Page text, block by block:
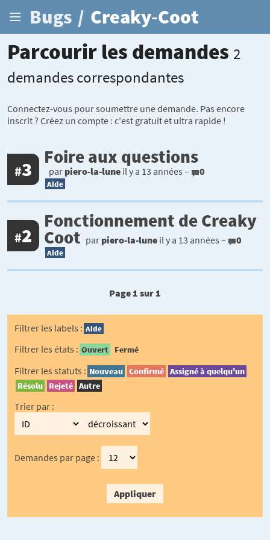
Bugs / Creaky-Coot
Parcourir les demandes 2
demandes correspondantes
Connectez-vous pour soumettre une demande. Pas encore
inscrit ? Créez un compte : c'est gratuit et ultra rapide !
#3
Foire aux questions
par piero-la-lune il y a 13 années – 0
Aide
#2
Fonctionnement de Creaky
Coot par piero-la-lune il y a 13 années – 0
Aide
Page 1 sur 1
Filtrer les labels : Aide
Filtrer les états : Ouvert Fermé
Filtrer les statuts : Nouveau Confirmé Assigné à quelqu'un
Résolu
Rejeté Autre
Trier par :
Demandes par page :
Appliquer